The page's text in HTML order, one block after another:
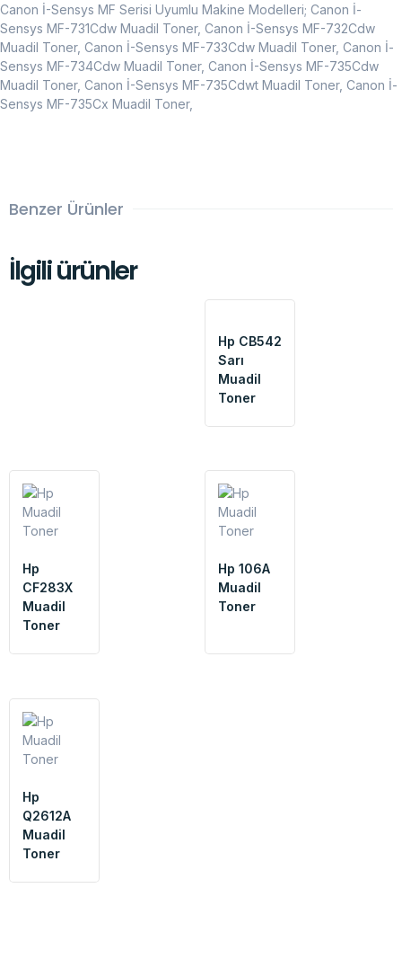
Canon İ-Sensys MF Serisi Uyumlu Makine Modelleri; Canon İ-
Sensys MF-731Cdw Muadil Toner, Canon İ-Sensys MF-732Cdw
Muadil Toner, Canon İ-Sensys MF-733Cdw Muadil Toner, Canon İ-
Sensys MF-734Cdw Muadil Toner, Canon İ-Sensys MF-735Cdw
Muadil Toner, Canon İ-Sensys MF-735Cdwt Muadil Toner, Canon İ-
Sensys MF-735Cx Muadil Toner,
Benzer Ürünler
İlgili ürünler
Hp CB542
Sarı
Muadil
Toner
Hp
CF283X
Muadil
Toner
Hp 106A
Muadil
Toner
Hp
Q2612A
Muadil
Toner